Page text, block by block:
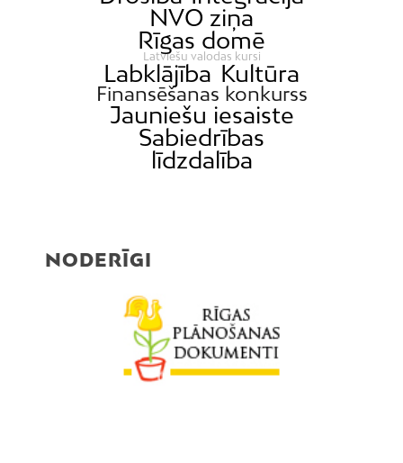
NVO ziņa
Rīgas domē
Latviešu valodas kursi
Labklājība Kultūra
Finansēšanas konkurss
Jauniešu iesaiste
Sabiedrības
līdzdalība
NODERĪGI